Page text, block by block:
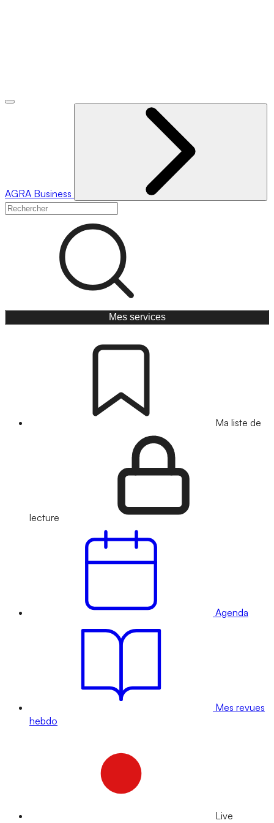
AGRA Business
Mes services
Ma liste de
lecture
Agenda
Mes revues
hebdo
Live